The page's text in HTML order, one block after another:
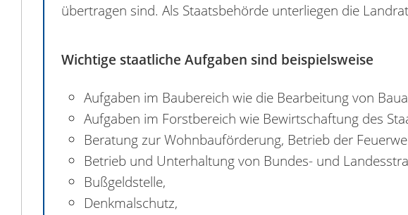
übertragen sind. Als Staatsbehörde unterliegen die
Wichtige staatliche Aufgaben sind beispielsweise
Aufgaben im Baubereich wie die Bearbeitung von
Aufgaben im Forstbereich wie Bewirtschaftung des
Beratung zur Wohnbauförderung, Betrieb der
Betrieb und Unterhaltung von Bundes- und
Bußgeldstelle,
Denkmalschutz,